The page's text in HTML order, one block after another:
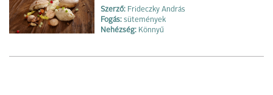
Szerző: Frideczky András
Fogás: sütemények
Nehézség: Könnyű